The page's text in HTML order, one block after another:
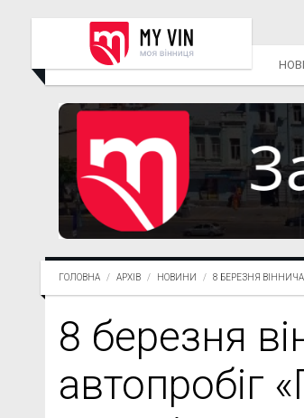
ГОЛОВНА АРХІВ НОВИНИ 8 БЕРЕЗНЯ
8 березня
автопробіг